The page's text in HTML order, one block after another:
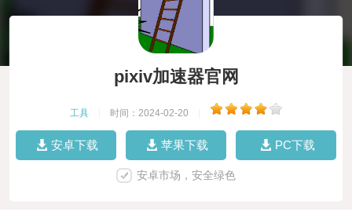
pixiv加速器官网
工具 时间：2024-02-20
安卓下载 苹果下载 PC下载
安卓市场，安全绿色